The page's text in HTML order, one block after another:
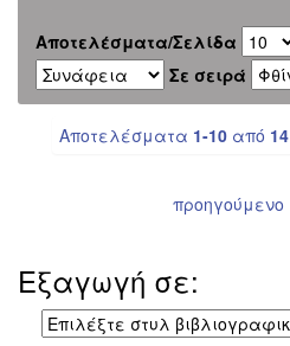
Αποτελέσματα/Σελίδα
Σε σειρά
Αποτελέσματα 1-10 από 14
προηγούμενο
Εξαγωγή σε: